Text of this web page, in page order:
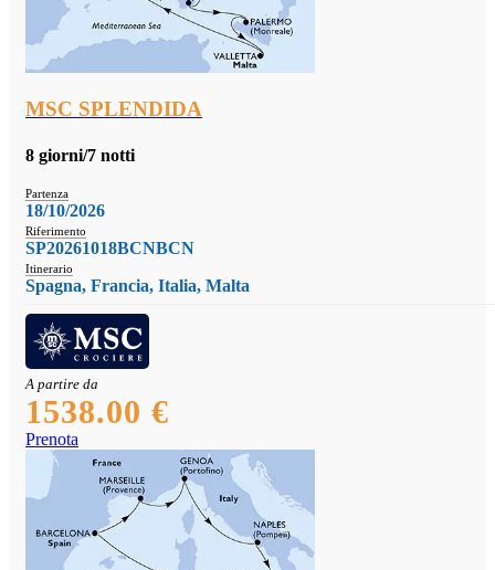
MSC SPLENDIDA
8 giorni/7 notti
Partenza
18/10/2026
Riferimento
SP20261018BCNBCN
Itinerario
Spagna, Francia, Italia, Malta
A partire da
1538.00 €
Prenota